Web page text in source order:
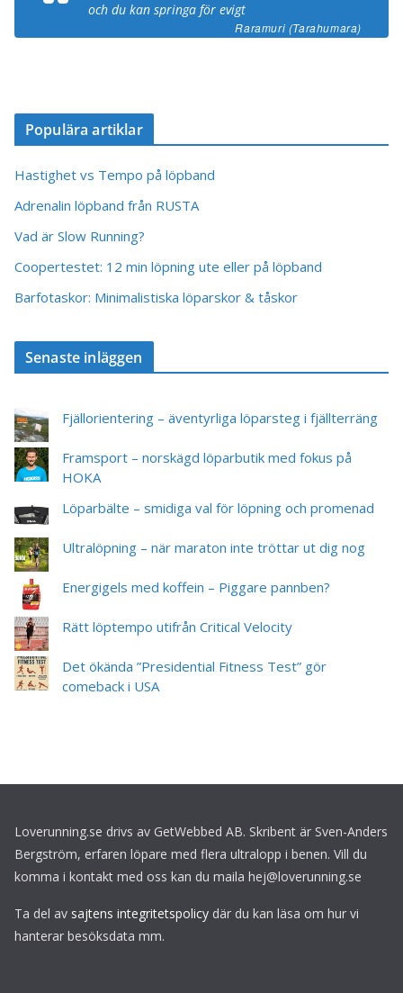
och du kan springa för evigt
Raramuri (Tarahumara)
Populära artiklar
Hastighet vs Tempo på löpband
Adrenalin löpband från RUSTA
Vad är Slow Running?
Coopertestet: 12 min löpning ute eller på löpband
Barfotaskor: Minimalistiska löparskor & tåskor
Senaste inläggen
Fjällorientering – äventyrliga löparsteg i fjällterräng
Framsport – norskägd löparbutik med fokus på
HOKA
Löparbälte – smidiga val för löpning och promenad
Ultralöpning – när maraton inte tröttar ut dig nog
Energigels med koffein – Piggare pannben?
Rätt löptempo utifrån Critical Velocity
Det ökända ”Presidential Fitness Test” gör
comeback i USA
Loverunning.se drivs av GetWebbed AB. Skribent är Sven-Anders
Bergström, erfaren löpare med flera ultralopp i benen. Vill du
komma i kontakt med oss kan du maila hej@loverunning.se
Ta del av sajtens integritetspolicy där du kan läsa om hur vi
hanterar besöksdata mm.